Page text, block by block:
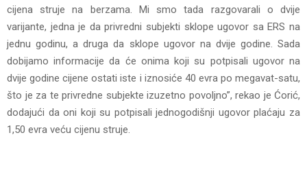
cijena struje na berzama. Mi smo tada razgovarali o dvije
varijante, jedna je da privredni subjekti sklope ugovor sa ERS na
jednu godinu, a druga da sklope ugovor na dvije godine. Sada
dobijamo informacije da će onima koji su potpisali ugovor na
dvije godine cijene ostati iste i iznosiće 40 evra po megavat-satu,
što je za te privredne subjekte izuzetno povoljno”, rekao je Ćorić,
dodajući da oni koji su potpisali jednogodišnji ugovor plaćaju za
1,50 evra veću cijenu struje.